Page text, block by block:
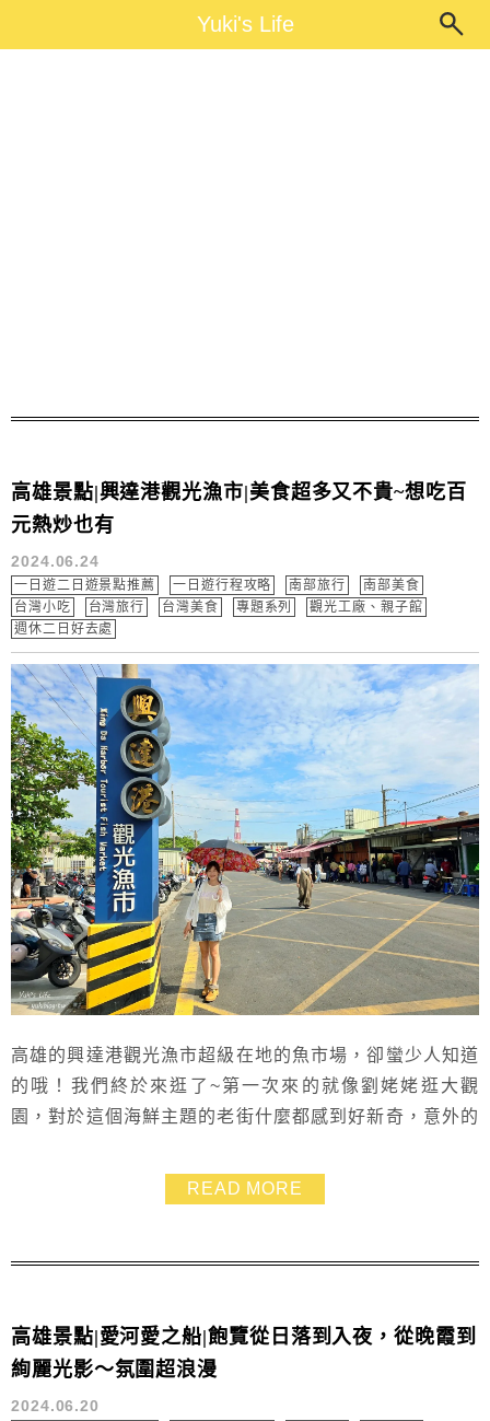
Yuki's LifeYuki's Life
高雄景點|興達港觀光漁市|美食超多又不貴~想吃百
元熱炒也有
2024.06.24
一日遊二日遊景點推薦 一日遊行程攻略 南部旅行
南部美食
台灣小吃
台灣旅行 台灣美食 專題系列
觀光工廠、親子館
週休二日好去處
高雄的興達港觀光漁市超級在地的魚市場，卻蠻少人知道
的哦！我們終於來逛了~第一次來的就像劉姥姥逛大觀
園，對於這個海鮮主題的老街什麼都感到好新奇，意外的
小吃，我們這次還吃了黑鮪魚生魚片喔！馬上帶大家來逛
READ MORE
高雄景點|愛河愛之船|飽覽從日落到入夜，從晚霞到
絢麗光影～氛圍超浪漫
2024.06.20